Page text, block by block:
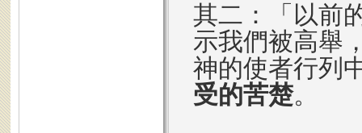
其二：「以前
示我們被高舉
神的使者行列
受的苦楚。